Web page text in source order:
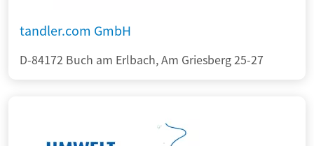
tandler.com GmbH
D-84172 Buch am Erlbach, Am Griesberg 25-27